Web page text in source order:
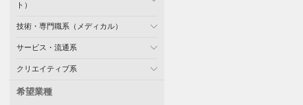
ト）
技術・専門職系（メディカル）
サービス・流通系
クリエイティブ系
希望業種